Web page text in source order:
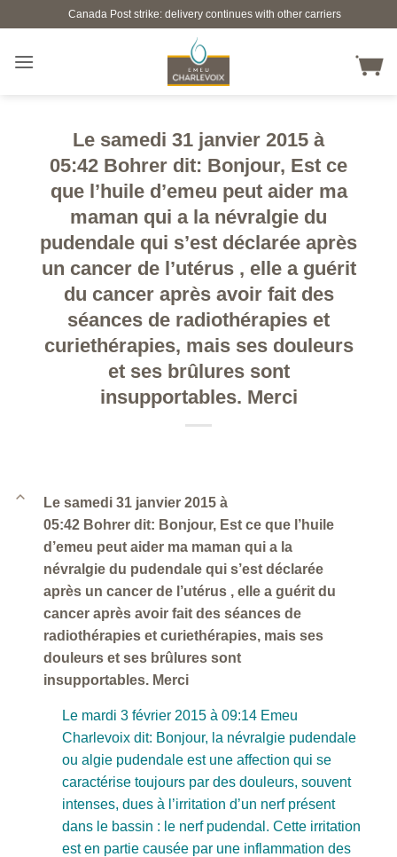
to
content
Canada Post strike: delivery continues with other carriers
Le samedi 31 janvier 2015 à
05:42 Bohrer dit: Bonjour, Est ce
que l’huile d’emeu peut aider ma
maman qui a la névralgie du
pudendale qui s’est déclarée après
un cancer de l’utérus , elle a guérit
du cancer après avoir fait des
séances de radiothérapies et
curiethérapies, mais ses douleurs
et ses brûlures sont
insupportables. Merci
B
Le samedi 31 janvier 2015 à
05:42 Bohrer dit: Bonjour, Est ce que l’huile
d’emeu peut aider ma maman qui a la
névralgie du pudendale qui s’est déclarée
après un cancer de l’utérus , elle a guérit du
cancer après avoir fait des séances de
radiothérapies et curiethérapies, mais ses
douleurs et ses brûlures sont
insupportables. Merci
Le mardi 3 février 2015 à 09:14 Emeu
Charlevoix dit: Bonjour, la névralgie pudendale
ou algie pudendale est une affection qui se
caractérise toujours par des douleurs, souvent
intenses, dues à l’irritation d’un nerf présent
dans le bassin : le nerf pudendal. Cette irritation
est en partie causée par une inflammation des